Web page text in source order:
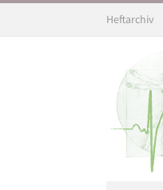
Heftarchiv